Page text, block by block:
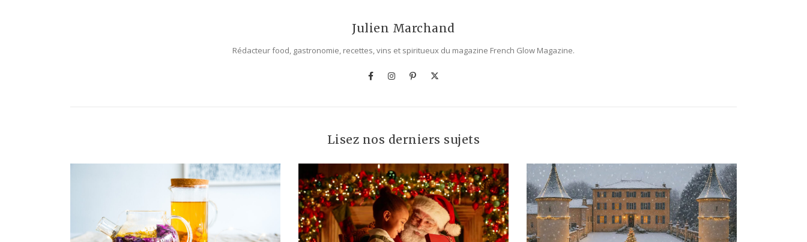
Julien Marchand
Rédacteur food, gastronomie, recettes, vins et spiritueux du magazine French Glow Magazine.
Lisez nos derniers sujets